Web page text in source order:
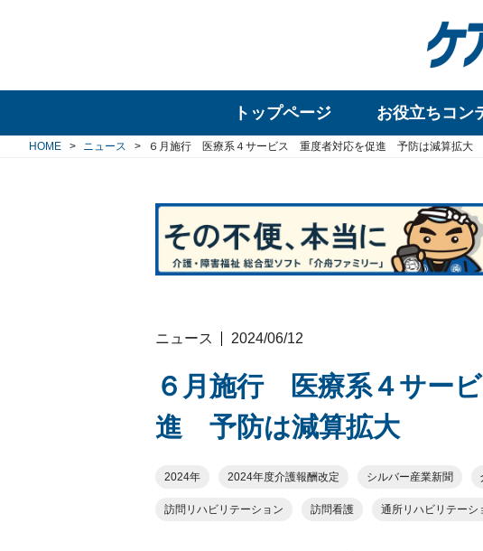
トップページ お役立ちコン
HOME ニュース ６月施行 医療系４サービス 重度者対応を促進 予防は減算拡大
ニュース 2024/06/12
６月施行 医療系４サー
進 予防は減算拡大
2024年 2024年度介護報酬改定 シルバー産業新聞
訪問リハビリテーション 訪問看護 通所リハビリテーシ